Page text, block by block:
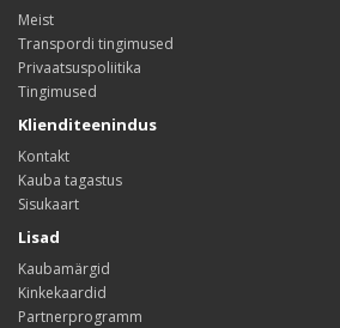
Meist
Transpordi tingimused
Privaatsuspoliitika
Tingimused
Klienditeenindus
Kontakt
Kauba tagastus
Sisukaart
Lisad
Kaubamärgid
Kinkekaardid
Partnerprogramm